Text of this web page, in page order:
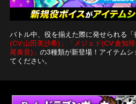
バトル中、役を揃えた際に発せられる「
(CV:山田美沙希)」「メジェド(CV:倉知
尾奏音)」 の3種類が新登場！アイテムシ
てください。